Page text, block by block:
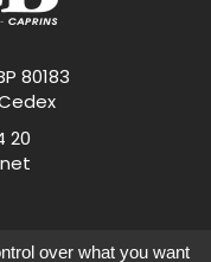
80183
20
over what you want